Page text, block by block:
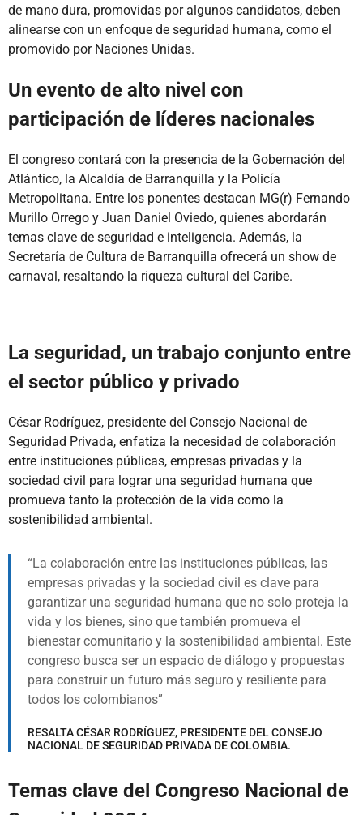
de mano dura, promovidas por algunos candidatos, deben
alinearse con un enfoque de seguridad humana, como el
promovido por Naciones Unidas.
Un evento de alto nivel con
participación de líderes nacionales
El congreso contará con la presencia de la Gobernación del
Atlántico, la Alcaldía de Barranquilla y la Policía
Metropolitana. Entre los ponentes destacan MG(r) Fernando
Murillo Orrego y Juan Daniel Oviedo, quienes abordarán
temas clave de seguridad e inteligencia. Además, la
Secretaría de Cultura de Barranquilla ofrecerá un show de
carnaval, resaltando la riqueza cultural del Caribe.
La seguridad, un trabajo conjunto entre
el sector público y privado
César Rodríguez, presidente del Consejo Nacional de
Seguridad Privada, enfatiza la necesidad de colaboración
entre instituciones públicas, empresas privadas y la
sociedad civil para lograr una seguridad humana que
promueva tanto la protección de la vida como la
sostenibilidad ambiental.
La colaboración entre las instituciones públicas, las
empresas privadas y la sociedad civil es clave para
garantizar una seguridad humana que no solo proteja la
vida y los bienes, sino que también promueva el
bienestar comunitario y la sostenibilidad ambiental. Este
congreso busca ser un espacio de diálogo y propuestas
para construir un futuro más seguro y resiliente para
todos los colombianos
RESALTA CÉSAR RODRÍGUEZ, PRESIDENTE DEL CONSEJO
NACIONAL DE SEGURIDAD PRIVADA DE COLOMBIA.
Temas clave del Congreso Nacional de